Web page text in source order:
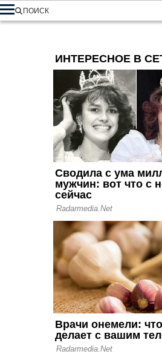
ПОИСК